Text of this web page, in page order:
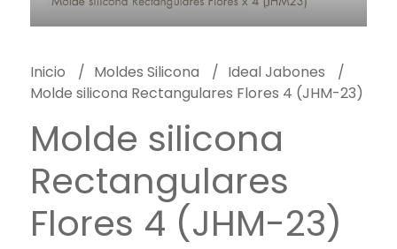
Inicio Moldes Silicona
Ideal Jabones
Molde silicona Rectangulares Flores 4 (JHM-23)
Molde silicona
Rectangulares
Flores 4 (JHM-23)